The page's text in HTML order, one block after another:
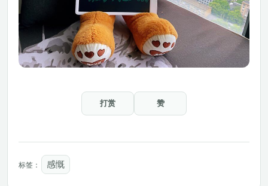
打赏 赞
标签： 感慨